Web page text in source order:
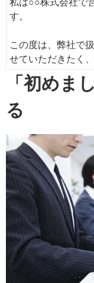
私は○○株式会社で
す。
この度は、弊社で
せていただきたく
「初めま
る